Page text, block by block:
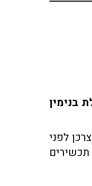
מספר רישיון: 3394, כתובת: ​נחלת בנימין
לפני